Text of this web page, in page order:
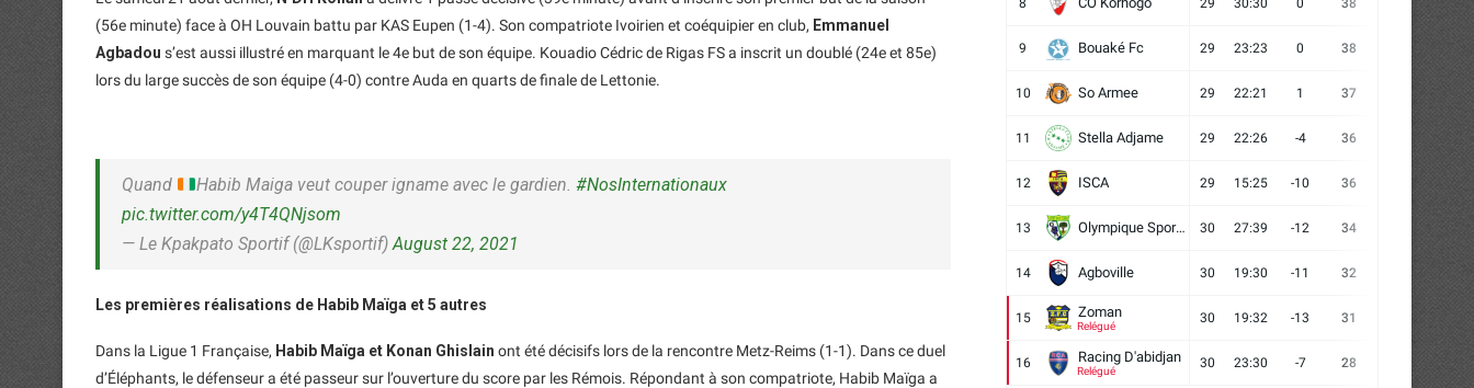
(56e minute) face à OH Louvain battu par KAS Eupen (1-4). Son compatriote Ivoirien et coéquipier en club, Emmanuel
Agbadou s’est aussi illustré en marquant le 4e but de son équipe. Kouadio Cédric de Rigas FS a inscrit un doublé (24e et 85e)
lors du large succès de son équipe (4-0) contre Auda en quarts de finale de Lettonie.
Quand Habib Maiga veut couper igname avec le gardien.#NosInternationaux
pic.twitter.com/y4T4QNjsom
— Le Kpakpato Sportif (@LKsportif)August 22, 2021
Les premières réalisations de Habib Maïga et 5 autres
Dans la Ligue 1 Française, Habib Maïga et Konan Ghislain ont été décisifs lors de la rencontre Metz-Reims (1-1). Dans ce duel
d’Éléphants, le défenseur a été passeur sur l’ouverture du score par les Rémois. Répondant à son compatriote, Habib Maïga a
8 29 30:30 0 38 11
9 Bouaké Fc 29 23:23 0 38
10 So Armee 29 22:21 1 37 10 10
11 Stella Adjame 29 22:26 -4 36
12 ISCA 29 15:25 -10 36 13
13 Olympique Sport d'Abobo FC 30 27:39 -12 34
14 Agboville 30 19:30 -11 32
15 Zoman
Relégué
30 19:32 -13 31 10
16 Racing D'abidjan
Relégué
30 23:30 -7 28 14